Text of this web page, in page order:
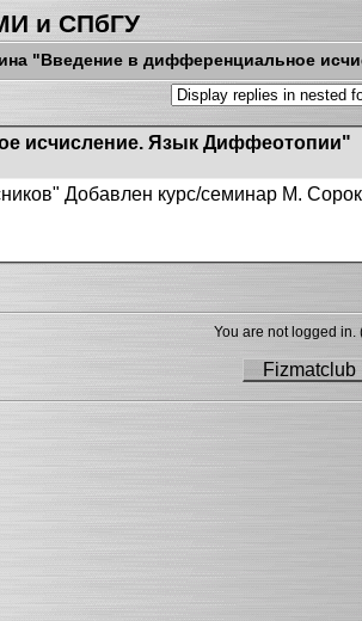
и СПбГУ
"Введение в дифференциальное
исчисление. Язык Диффеотопии"
" Добавлен курс/семинар М.
You are not logged in.
Fizmatclub